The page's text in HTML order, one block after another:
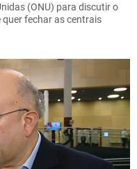
(ONU) para discutir o
fechar as centrais